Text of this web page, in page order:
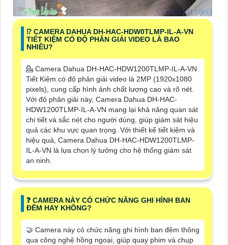
⁉️ CAMERA DAHUA DH-HAC-HDW0TLMP-IL-A-VN
TIẾT KIỆM CÓ ĐỘ PHÂN GIẢI VIDEO LÀ BAO
NHIÊU?
💁 Camera Dahua DH-HAC-HDW1200TLMP-IL-A-VN
Tiết Kiệm có độ phân giải video là 2MP (1920x1080
pixels), cung cấp hình ảnh chất lượng cao và rõ nét.
Với độ phân giải này, Camera Dahua DH-HAC-
HDW1200TLMP-IL-A-VN mang lại khả năng quan sát
chi tiết và sắc nét cho người dùng, giúp giám sát hiệu
quả các khu vực quan trọng. Với thiết kế tiết kiệm và
hiệu quả, Camera Dahua DH-HAC-HDW1200TLMP-
IL-A-VN là lựa chọn lý tưởng cho hệ thống giám sát
an ninh.
️❓ CAMERA NÀY CÓ CHỨC NĂNG GHI HÌNH BAN
ĐÊM HAY KHÔNG?
🤝 Camera này có chức năng ghi hình ban đêm thông
qua công nghệ hồng ngoại, giúp quay phim và chụp